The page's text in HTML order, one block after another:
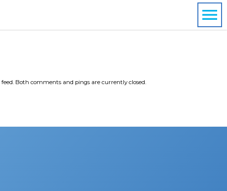
feed. Both comments and pings are currently closed.